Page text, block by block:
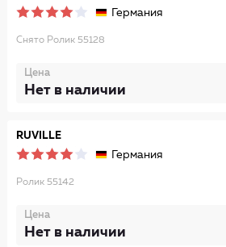
Германия
Снято Ролик 55128
Цена
Нет в наличии
RUVILLE
Германия
Ролик 55142
Цена
Нет в наличии